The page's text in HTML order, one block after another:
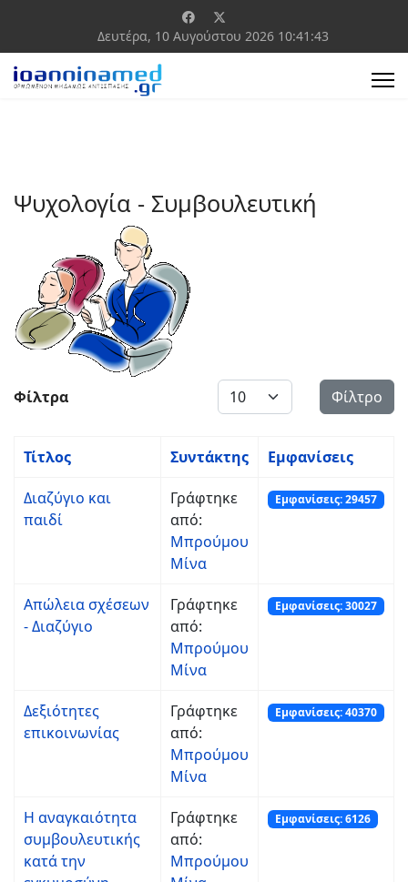
Δευτέρα, 10 Αυγούστου 2026 10:41:43
Ψυχολογία - Συμβουλευτική
Φίλτρα Εμφάνιση # Φίλτρο
Τίτλος Συντάκτης Εμφανίσεις
Διαζύγιο και
παιδί
Γράφτηκε
από:
Μπρούμου
Μίνα
Εμφανίσεις: 29457
Απώλεια σχέσεων
- Διαζύγιο
Γράφτηκε
από:
Μπρούμου
Μίνα
Εμφανίσεις: 30027
Δεξιότητες
επικοινωνίας
Γράφτηκε
από:
Μπρούμου
Μίνα
Εμφανίσεις: 40370
Η αναγκαιότητα
συμβουλευτικής
κατά την
Γράφτηκε
από:
Μπρούμου
Εμφανίσεις: 6126